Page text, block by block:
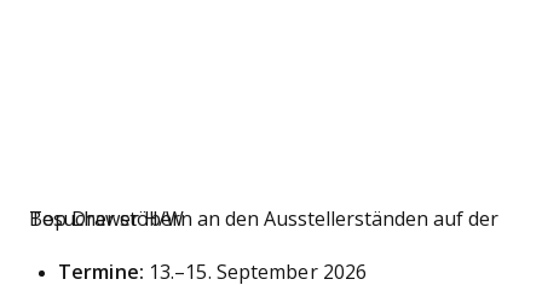
Besucher stöbern an den Ausstellerständen auf der Top Drawer H/W
Termine: 13.–15. September 2026